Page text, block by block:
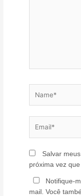
Salvar
próxima vez
Notifique-
mail. Você